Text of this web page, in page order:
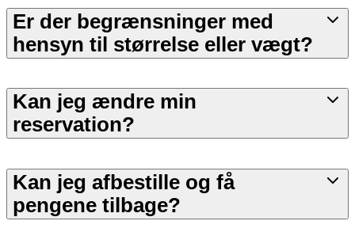
Er der begrænsninger med
hensyn til størrelse eller vægt?
Kan jeg ændre min
reservation?
Kan jeg afbestille og få
pengene tilbage?